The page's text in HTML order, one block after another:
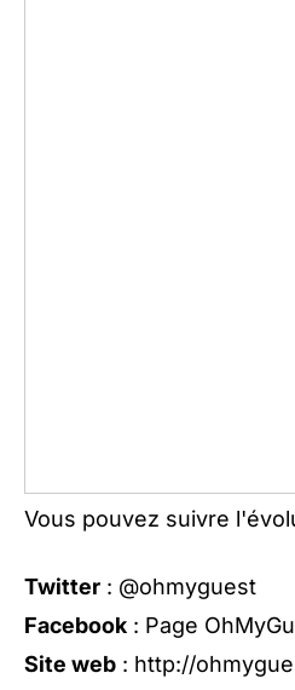
Vous pouvez suivre
Twitter : @ohmyguest
Facebook : Page
Site web : http://